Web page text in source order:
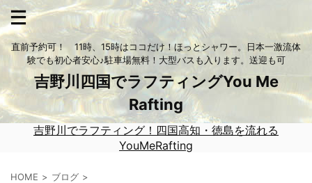
直前予約可！ 11時、15時はココだけ！ほっとシャワー。日本一激流体
験でも初心者安心♪駐車場無料！大型バスも入ります。送迎も可
吉野川四国でラフティングYou Me
Rafting
吉野川でラフティング！四国高知・徳島を流れる
YouMeRafting
HOME
ブログ